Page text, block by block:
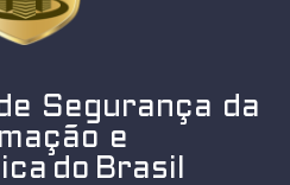
Segurança da
e
do Brasil